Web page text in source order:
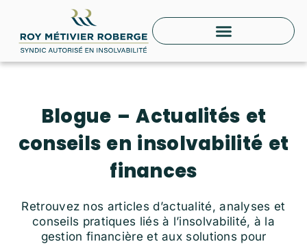
contenu
Blogue – Actualités et
conseils en insolvabilité et
finances
Retrouvez nos articles d’actualité, analyses et
conseils pratiques liés à l’insolvabilité, à la
gestion financière et aux solutions pour